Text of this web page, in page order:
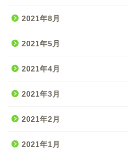
2021年8月
2021年5月
2021年4月
2021年3月
2021年2月
2021年1月